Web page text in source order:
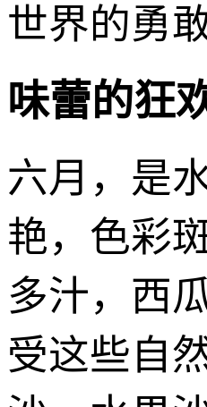
世界的勇
味蕾的狂
六月，是
艳，色彩
多汁，西
受这些自